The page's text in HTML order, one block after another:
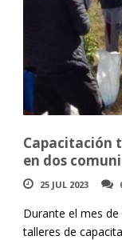
Capacitación
en dos
25 JUL 2023
Durante el mes
talleres de